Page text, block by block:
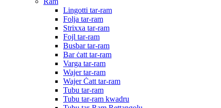
Lingotti tar-ram
Folja tar-ram
Strixxa tar-ram
Fojl tar-ram
Busbar tar-ram
Bar ċatt tar-ram
Varga tar-ram
Wajer tar-ram
Wajer Ċatt tar-ram
Tubu tar-ram
Tubu tar-ram kwadru